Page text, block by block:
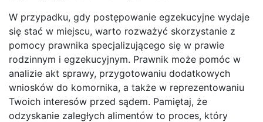
W przypadku, gdy postępowanie egzekucyjne wydaje
się stać w miejscu, warto rozważyć skorzystanie z
pomocy prawnika specjalizującego się w prawie
rodzinnym i egzekucyjnym. Prawnik może pomóc w
analizie akt sprawy, przygotowaniu dodatkowych
wniosków do komornika, a także w reprezentowaniu
Twoich interesów przed sądem. Pamiętaj, że
odzyskanie zaległych alimentów to proces, który